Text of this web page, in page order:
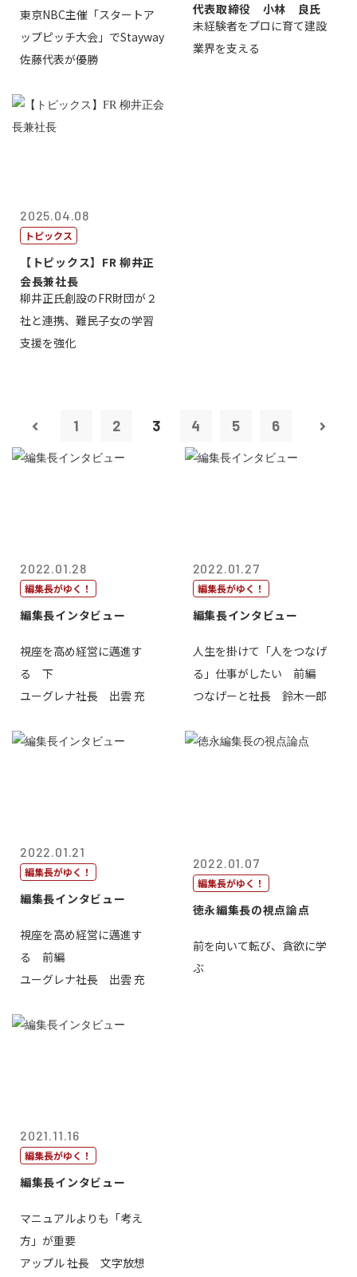
東京NBC主催「スタートア
ップピッチ大会」でStayway
佐藤代表が優勝
代表取締役 小林 良氏
未経験者をプロに育て建設
業界を支える
2025.04.08
トピックス
【トピックス】FR 柳井正
会長兼社長
柳井正氏創設のFR財団が２
社と連携、難民子女の学習
支援を強化
1 2 3 4 5 6
2022.01.28
編集長がゆく！
編集長インタビュー
視座を高め経営に邁進す
る 下
ユーグレナ社長 出雲 充
2022.01.27
編集長がゆく！
編集長インタビュー
人生を掛けて「人をつなげ
る」仕事がしたい 前編
つなげーと社長 鈴木一郎
2022.01.21
編集長がゆく！
編集長インタビュー
視座を高め経営に邁進す
る 前編
ユーグレナ社長 出雲 充
2022.01.07
編集長がゆく！
徳永編集長の視点論点
前を向いて転び、貪欲に学
ぶ
2021.11.16
編集長がゆく！
編集長インタビュー
マニュアルよりも「考え
方」が重要
アップル 社長 文字放想